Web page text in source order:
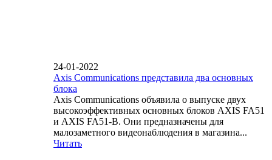
24-01-2022
Axis Communications представила два основных
блока
Axis Communications объявила о выпуске двух
высокоэффективных основных блоков AXIS FA51
и AXIS FA51-B. Они предназначены для
малозаметного видеонаблюдения в магазина...
Читать